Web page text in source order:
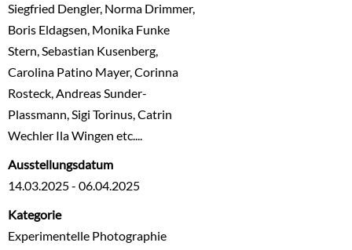
Siegfried Dengler, Norma Drimmer,
Boris Eldagsen, Monika Funke
Stern, Sebastian Kusenberg,
Carolina Patino Mayer, Corinna
Rosteck, Andreas Sunder-
Plassmann, Sigi Torinus, Catrin
Wechler Ila Wingen etc....
Ausstellungsdatum
14.03.2025- 06.04.2025
Kategorie
Experimentelle Photographie